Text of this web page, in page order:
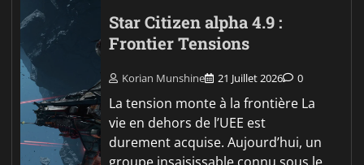
Star Citizen alpha 4.9 :
Frontier Tensions
Korian Munshine 21 Juillet 2026 0
La tension monte à la frontière La
vie en dehors de l’UEE est
durement acquise. Aujourd’hui, un